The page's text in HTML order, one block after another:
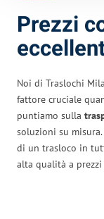
Prezzi
Noi di Traslochi
fattore cruciale
puntiamo sulla
soluzioni su
di un trasloco in
alta qualità a